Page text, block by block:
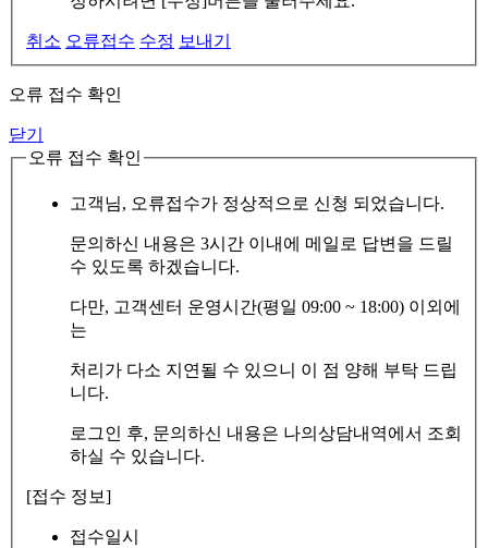
취소 오류접수 수정 보내기
오류 접수 확인
닫기
오류 접수 확인
고객님, 오류접수가 정상적으로 신청 되었습니다.
문의하신 내용은 3시간 이내에 메일로 답변을 드릴
수 있도록 하겠습니다.
다만, 고객센터 운영시간(평일 09:00 ~ 18:00) 이외에
는
처리가 다소 지연될 수 있으니 이 점 양해 부탁 드립
니다.
로그인 후, 문의하신 내용은 나의상담내역에서 조회
하실 수 있습니다.
[접수 정보]
접수일시